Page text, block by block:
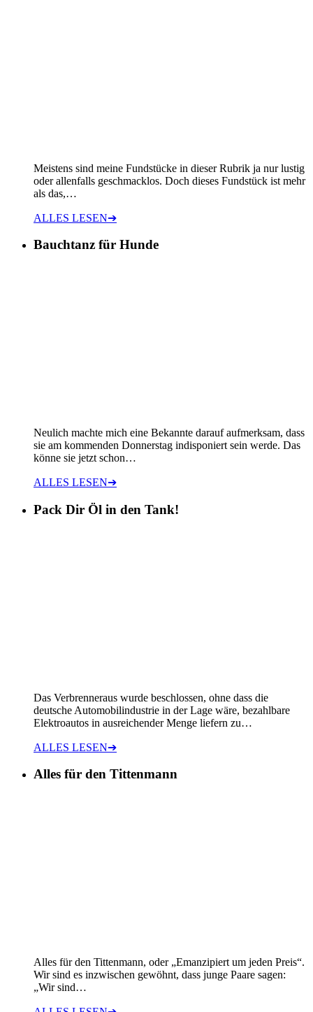
Meistens sind meine Fundstücke in dieser Rubrik ja nur lustig
oder allenfalls geschmacklos. Doch dieses Fundstück ist mehr
als das,…
ALLES LESEN➔
Bauchtanz für Hunde
Neulich machte mich eine Bekannte darauf aufmerksam, dass
sie am kommenden Donnerstag indisponiert sein werde. Das
könne sie jetzt schon…
ALLES LESEN➔
Pack Dir Öl in den Tank!
Das Verbrenneraus wurde beschlossen, ohne dass die
deutsche Automobilindustrie in der Lage wäre, bezahlbare
Elektroautos in ausreichender Menge liefern zu…
ALLES LESEN➔
Alles für den Tittenmann
Alles für den Tittenmann, oder „Emanzipiert um jeden Preis“.
Wir sind es inzwischen gewöhnt, dass junge Paare sagen:
„Wir sind…